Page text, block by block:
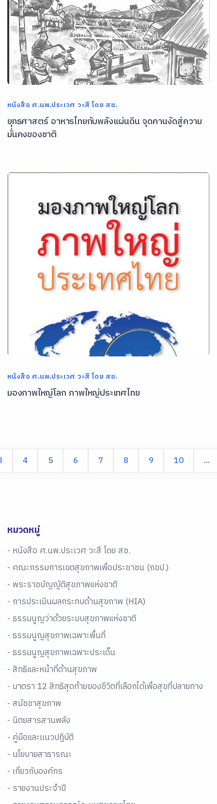
หนังสือ ศ.นพ.ประเวศ วะสี โดย สช.
ยุทธศาสตร์ อาหารไทยกับพลังแผ่นดิน จุดคานงัดสู่ความ
มั่นคงของชาติ
หนังสือ ศ.นพ.ประเวศ วะสี โดย สช.
มองภาพใหญ่โลก ภาพใหญ่ประเทศไทย
4 5 6 7 8 9 10 ...
หมวดหมู่
- หนังสือ ศ.นพ.ประเวศ วะสี โดย สช.
- คณะกรรมการเขตสุขภาพเพื่อประชาชน (กขป.)
- พระราชบัญญัติสุขภาพแห่งชาติ
- การประเมินผลกระทบด้านสุขภาพ (HIA)
- ธรรมนูญว่าด้วยระบบสุขภาพแห่งชาติ
- ธรรมนูญสุขภาพเฉพาะพื้นที่
- ธรรมนูญสุขภาพเฉพาะประเด็น
- สิทธิและหน้าที่ด้านสุขภาพ
- มาตรา 12 สิทธิสุดท้ายของชีวิตที่เลือกได้เพื่อสุขที่ปลายทาง
- สมัชชาสุขภาพ
- นิตยสารสานพลัง
- คู่มือและเเนวปฏิบัติ
- นโยบายสาธารณะ
- เกี่ยวกับองค์กร
- รายงานประจำปี